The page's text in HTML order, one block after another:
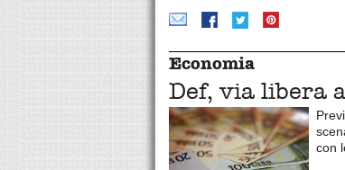
Economia
Def, via libera
con